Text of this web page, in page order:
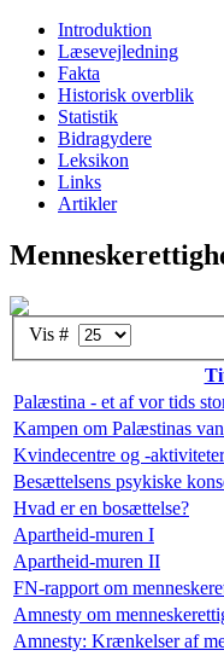
Introduktion
Læsevejledning
Fakta
Historisk overblik
Statistik
Bidragydere
Leksikon
Links
Artikler
Vis #
Palæstina - et af vor tids
Kampen om Palæstinas
Kvindecentre og -aktiviteter
Besættelsens psykiske
Hvad er en bosættelse?
Apartheid-muren I
Apartheid-muren II
FN-rapport om
Amnesty om
Amnesty: Krænkelser af